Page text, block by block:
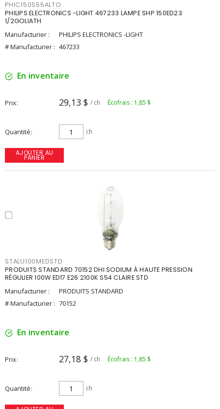
PHIC150S55ALTO
PHILIPS ELECTRONICS -LIGHT 467233 LAMPE SHP 150ED23
1/2GOLIATH
Manufacturier :
PHILIPS ELECTRONICS -LIGHT
# Manufacturier : 467233
En inventaire
Prix 29,13 $ / ch Écofrais : 1,85 $
Quantité ch
AJOUTER AU
PANIER
STALU100MEDSTD
PRODUITS STANDARD 70152 DHI SODIUM À HAUTE PRESSION
RÉGULIER 100W ED17 E26 2100K S54 CLAIRE STD
Manufacturier :
PRODUITS STANDARD
# Manufacturier : 70152
En inventaire
Prix 27,18 $ / ch Écofrais : 1,85 $
Quantité ch